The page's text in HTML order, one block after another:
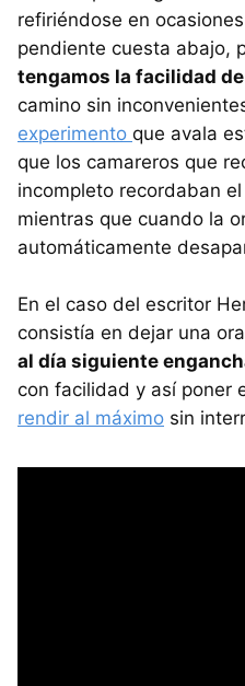
refiriéndose en
pendiente cuesta abajo,
tengamos la facilidad
camino sin
experimento que avala
que los camareros que
incompleto recordaban
mientras que cuando la
automáticamente
En el caso del escritor
consistía en dejar una
al día siguiente
con facilidad y así poner
rendir al máximo sin